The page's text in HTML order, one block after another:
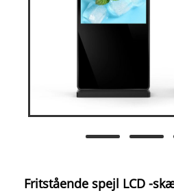
Fritstående spejl LCD -